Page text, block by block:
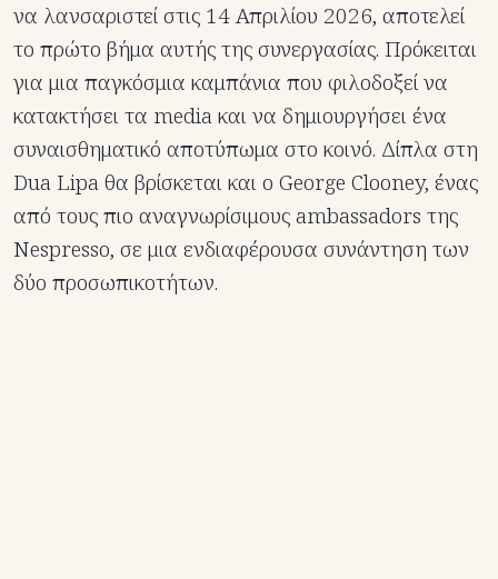
να λανσαριστεί στις 14 Απριλίου 2026, αποτελεί
το πρώτο βήμα αυτής της συνεργασίας. Πρόκειται
για μια παγκόσμια καμπάνια που φιλοδοξεί να
κατακτήσει τα media και να δημιουργήσει ένα
συναισθηματικό αποτύπωμα στο κοινό. Δίπλα στη
Dua Lipa θα βρίσκεται και ο George Clooney, ένας
από τους πιο αναγνωρίσιμους ambassadors της
Nespresso, σε μια ενδιαφέρουσα συνάντηση των
δύο προσωπικοτήτων.